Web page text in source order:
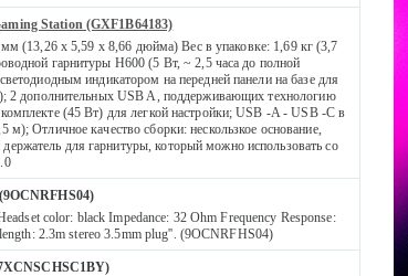
Station (GXF1B64183)
(13,26 x 5,59 x 8,66 дюйма) Вес в упаковке: 1,69 кг (3,7
гарнитуры H600 (5 Вт, ~ 2,5 часа до полной
индикатором на передней панели на базе для
2 дополнительных USB A, поддерживающих технологию
(45 Вт) для легкой настройки; USB -A - USB -C в
Отличное качество сборки: нескользкое основание,
для гарнитуры, который можно использовать со
color: black Impedance: 32 Ohm Frequency Response:
2.3m stereo 3.5mm plug''. (9OCNRFHS04)